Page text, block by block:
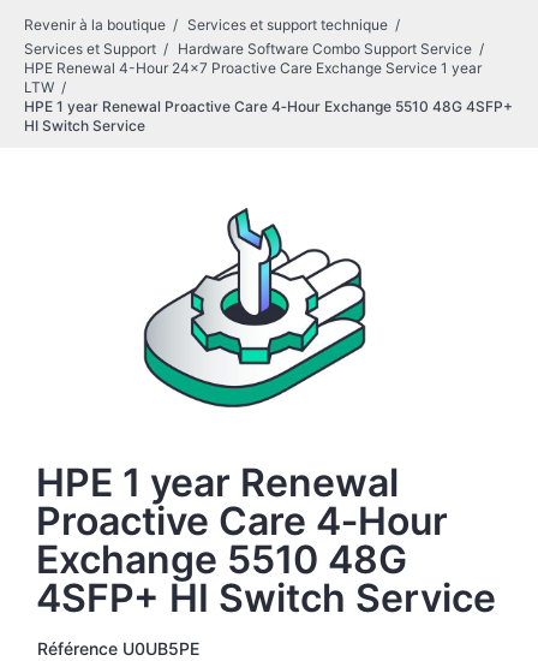
Revenir à la boutique
Services et support technique
Services et Support
Hardware Software Combo Support Service
HPE Renewal 4-Hour 24x7 Proactive Care Exchange Service 1 year
LTW
HPE 1 year Renewal Proactive Care 4‑Hour Exchange 5510 48G 4SFP+
HI Switch Service
HPE 1 year Renewal
Proactive Care 4‑Hour
Exchange 5510 48G
4SFP+ HI Switch Service
Référence U0UB5PE